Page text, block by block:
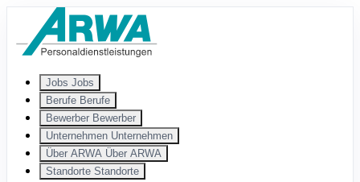
Zum Hauptinhalt springen
Jobs Jobs
Berufe Berufe
Bewerber Bewerber
Unternehmen Unternehmen
Über ARWA Über ARWA
Standorte Standorte